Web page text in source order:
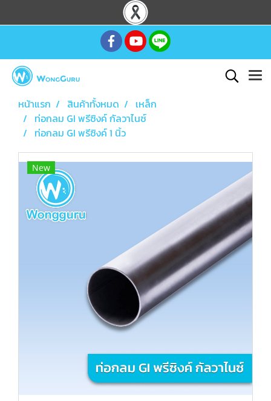
หน้าแรก สินค้าทั้งหมด
เหล็ก
ท่อกลม GI พรีซิงค์ กัลวาไนซ์
ท่อกลม GI พรีซิงค์ 1 นิ้ว
New